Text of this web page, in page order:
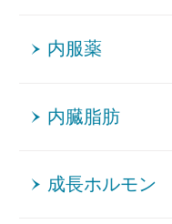
内服薬
内臓脂肪
成長ホルモン